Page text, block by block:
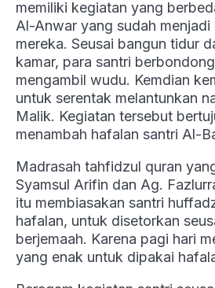
memiliki kegiatan yang
Al-Anwar yang sudah menjadi
mereka. Seusai bangun tidur
kamar, para santri
mengambil wudu. Kemdian
untuk serentak melantunkan
Malik. Kegiatan tersebut
menambah hafalan santri Al-
Madrasah tahfidzul quran
Syamsul Arifin dan Ag.
itu membiasakan santri
hafalan, untuk disetorkan
berjemaah. Karena pagi hari
yang enak untuk dipakai